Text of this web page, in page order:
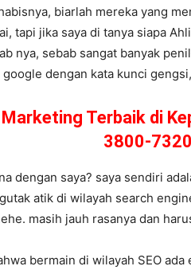
biarlah mereka yang
tapi jika saya di tanya siapa
nya, sebab sangat banyak
google dengan kata kunci
Terbaik di
3800-7320
dengan saya? saya sendiri
atik di wilayah search
masih jauh rasanya dan
bermain di wilayah SEO